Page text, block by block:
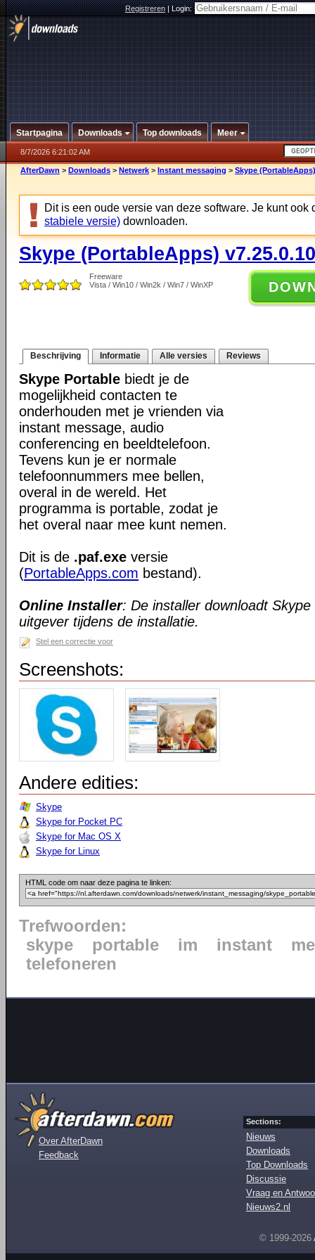
Registreren|Login:
Startpagina Downloads Top downloads Meer
8/7/2026 6:21:02 AM
AfterDawn > Downloads > Netwerk > Instant messaging > Skype
Dit is een oude versie van deze software. Je kunt ook
stabiele versie) downloaden.
Skype (PortableApps)
Freeware
Vista / Win10 / Win2k / Win7 / WinXP
Beschrijving Informatie Alle versies Reviews
Skype Portable biedt je de
mogelijkheid contacten te
onderhouden met je vrienden via
instant message, audio
conferencing en beeldtelefoon.
Tevens kun je er normale
telefoonnummers mee bellen,
overal in de wereld. Het
programma is portable, zodat je
het overal naar mee kunt nemen.
Dit is de .paf.exe versie
(PortableApps.com bestand).
Online Installer: De installer downloadt
uitgever tijdens de installatie.
Stel een correctie voor
Screenshots:
Andere edities:
Skype
Skype for Pocket PC
Skype for Mac OS X
Skype for Linux
HTML code om naar deze pagina te linken:
Trefwoorden:
skype
portable im instant
telefoneren
Over AfterDawn
Feedback
Sections:
Nieuws
Downloads
Top Downloads
Discussie
Vraag en
Nieuws2.nl
© 1999-2026